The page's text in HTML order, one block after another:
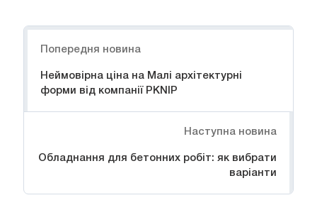
Попередня новина
Неймовірна ціна на Малі архітектурні
форми від компанії PKNIP
Наступна новина
Обладнання для бетонних робіт: як вибрати
варіанти